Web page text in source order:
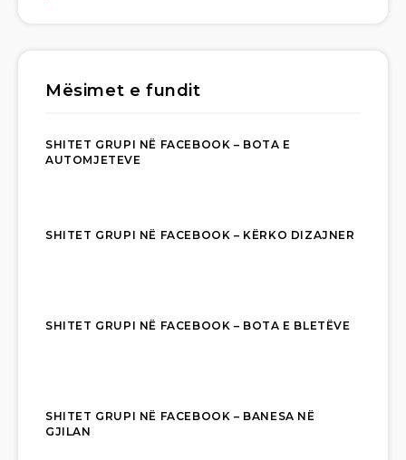
Mësimet e fundit
SHITET GRUPI NË FACEBOOK – BOTA E
AUTOMJETEVE
SHITET GRUPI NË FACEBOOK – KËRKO DIZAJNER
SHITET GRUPI NË FACEBOOK – BOTA E BLETËVE
SHITET GRUPI NË FACEBOOK – BANESA NË
GJILAN